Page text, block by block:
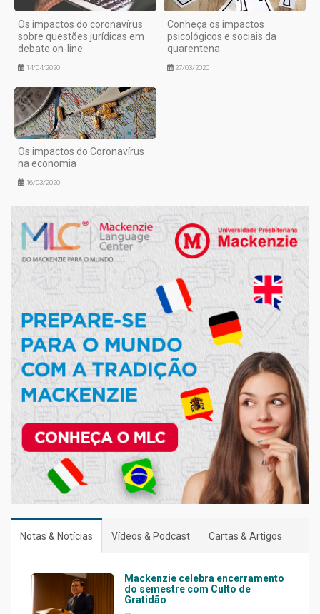
Os impactos do coronavírus
sobre questões jurídicas em
debate on-line
14/04/2020
Conheça os impactos
psicológicos e sociais da
quarentena
27/03/2020
Os impactos do Coronavírus
na economia
16/03/2020
Notas & Notícias Vídeos & Podcast Cartas & Artigos
Mackenzie celebra encerramento
do semestre com Culto de
Gratidão